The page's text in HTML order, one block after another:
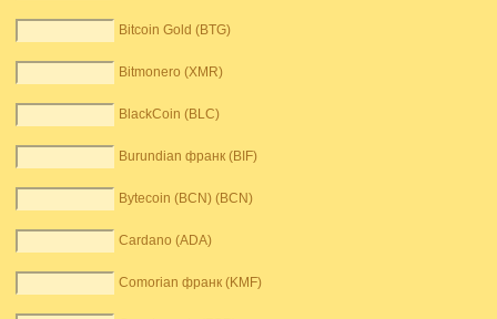
Bitcoin Gold (BTG)
Bitmonero (XMR)
BlackCoin (BLC)
Burundian франк (BIF)
Bytecoin (BCN) (BCN)
Cardano (ADA)
Comorian франк (KMF)